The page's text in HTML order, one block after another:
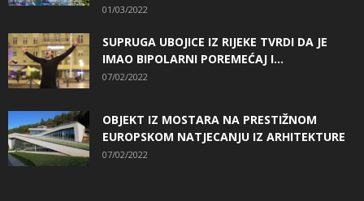
01/03/2022
SUPRUGA UBOJICE IZ RIJEKE TVRDI DA JE
IMAO BIPOLARNI POREMEĆAJ I...
07/02/2022
OBJEKT IZ MOSTARA NA PRESTIŽNOM
EUROPSKOM NATJECANJU IZ ARHITEKTURE
07/02/2022